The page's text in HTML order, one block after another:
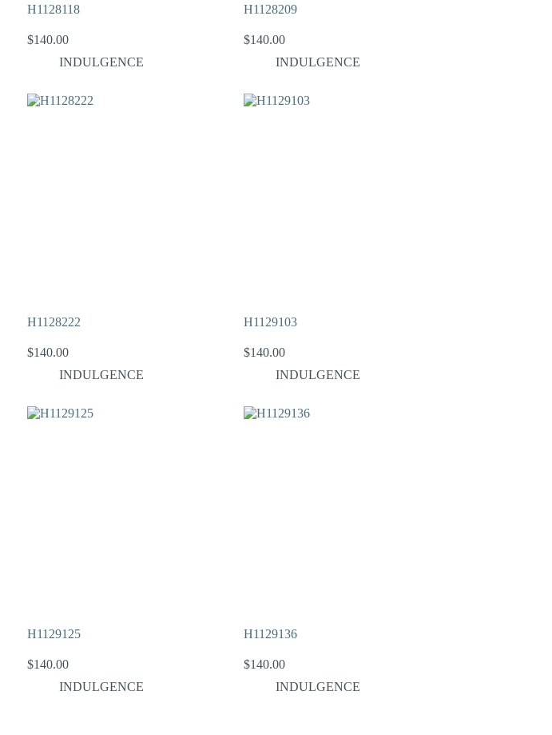
H1128118
$140.00
INDULGENCE
H1128209
$140.00
INDULGENCE
H1128222
$140.00
INDULGENCE
H1129103
$140.00
INDULGENCE
H1129125
$140.00
INDULGENCE
H1129136
$140.00
INDULGENCE